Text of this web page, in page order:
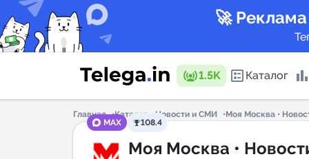
🚀
1.5K Каталог
Каталог
Главная Каталог Новости и СМИ
Моя Москва •
MAX
108.4
Моя Москва •